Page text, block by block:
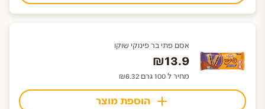
אסם פתי בר פינוקי שוקו
₪13.9
מחיר ל 100 גרם ₪6.32
הוספת מוצר